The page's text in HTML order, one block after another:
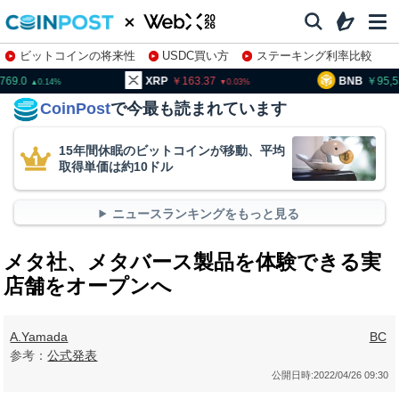
ビットコインの将来性 USDC買い方
ステーキング利率比較
株特集・関連銘柄
163.37 BNB 95,533.5
CoinPostで今最も読まれています
15年間休眠のビットコインが移動、平均
取得単価は約10ドル
ニュースランキングをもっと見る
メタ社、メタバース製品を体験できる実
店舗をオープンへ
A.Yamada
参考：公式発表
BC
公開日時:2022/04/26 09:30